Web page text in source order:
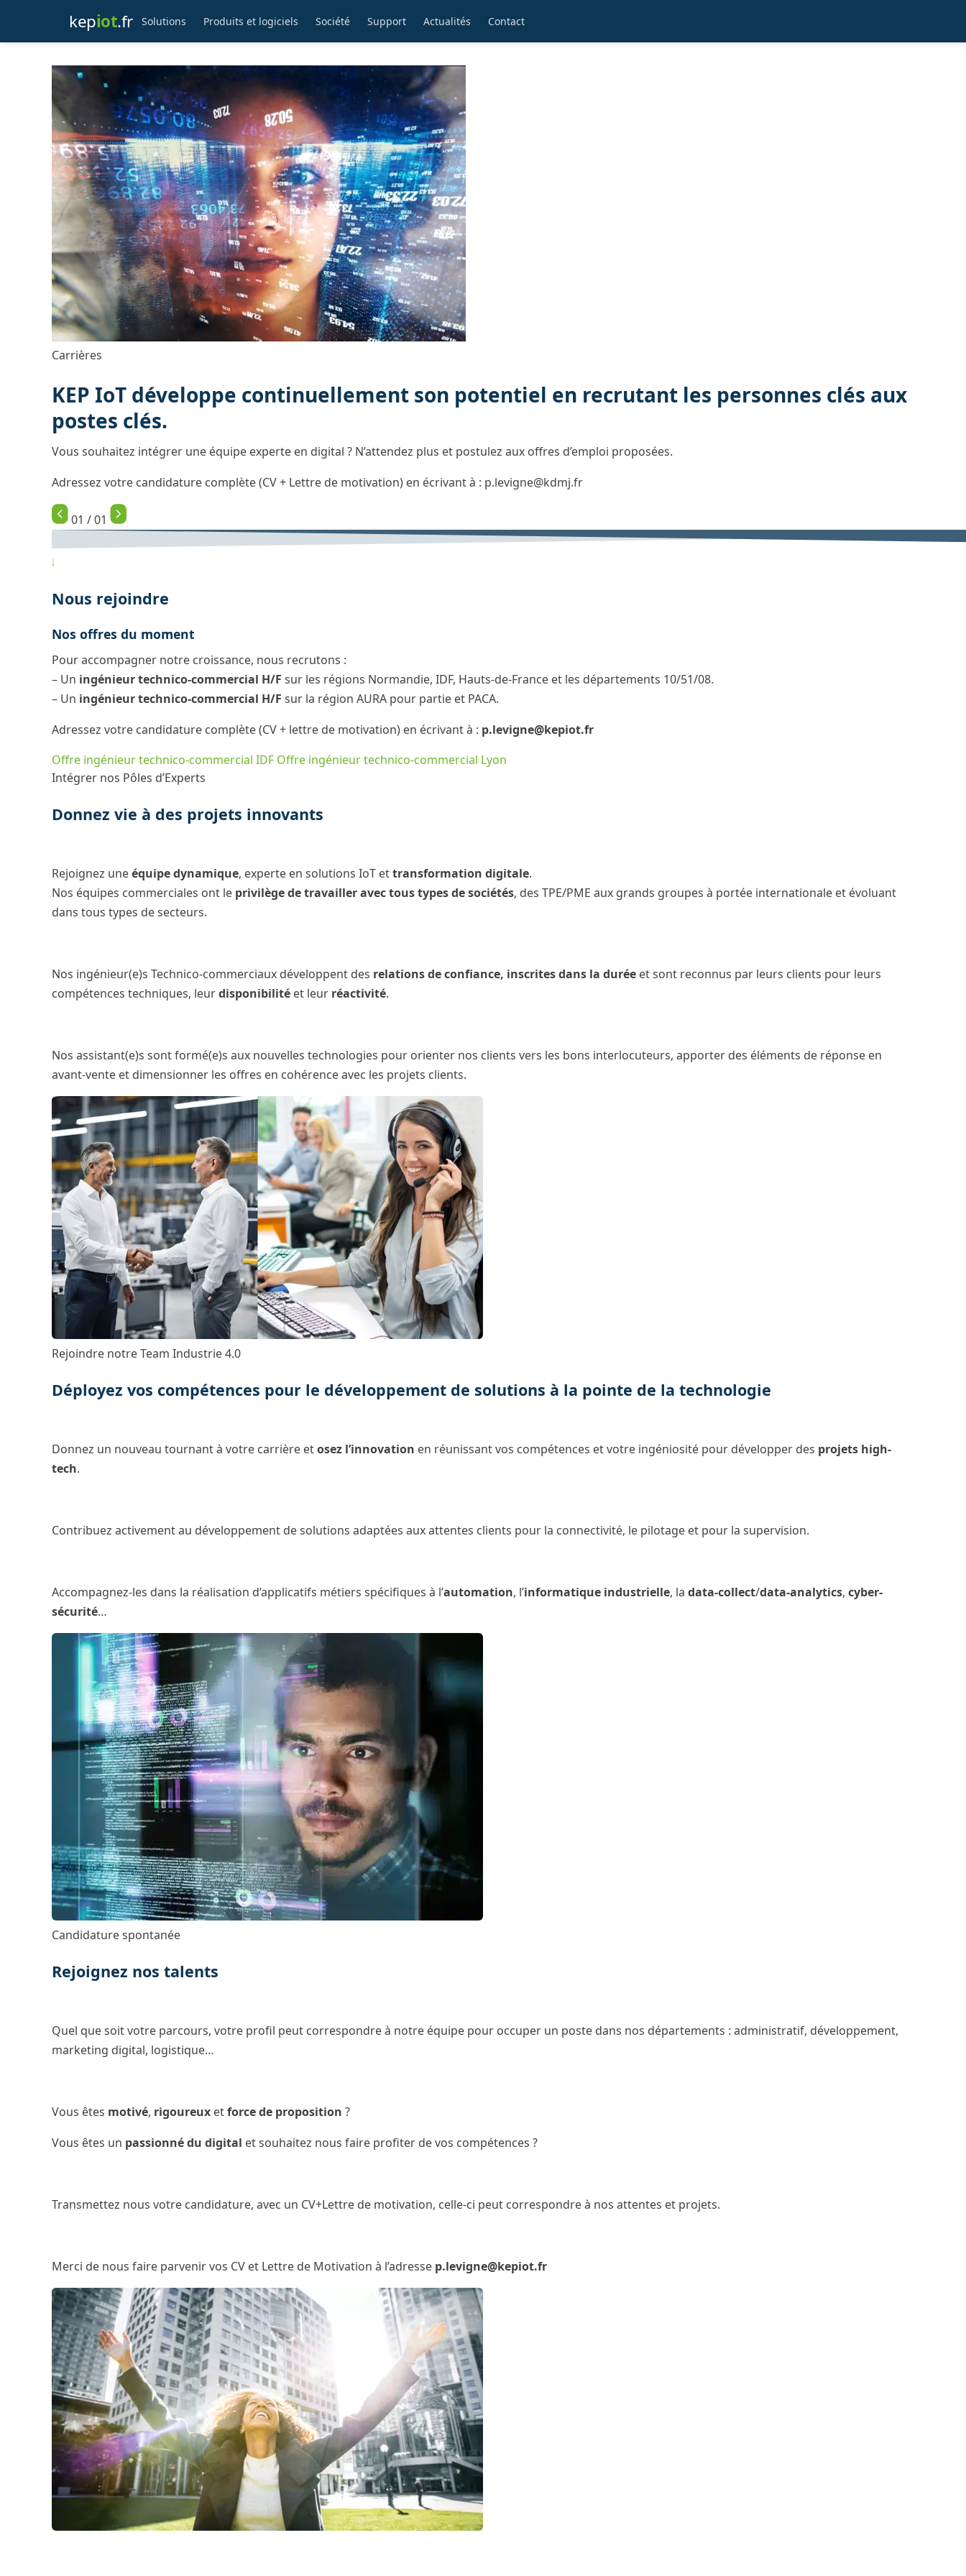
kepiot.fr Solutions Produits et logiciels Société Support Actualités Contact
Carrières
KEP IoT développe continuellement son potentiel en recrutant les personnes clés aux
postes clés.
Vous souhaitez intégrer une équipe experte en digital ? N’attendez plus et postulez aux offres d’emploi proposées.
Adressez votre candidature complète (CV + Lettre de motivation) en écrivant à : p.levigne@kdmj.fr
01 / 01
Nous rejoindre
Nos offres du moment
Pour accompagner notre croissance, nous recrutons :
– Un ingénieur technico-commercial H/F sur les régions Normandie, IDF, Hauts-de-France et les départements 10/51/08.
– Un ingénieur technico-commercial H/F sur la région AURA pour partie et PACA.
Adressez votre candidature complète (CV + lettre de motivation) en écrivant à : p.levigne@kepiot.fr
Offre ingénieur technico-commercial IDF Offre ingénieur technico-commercial Lyon
Intégrer nos Pôles d’Experts
Donnez vie à des projets innovants
Rejoignez uneéquipe dynamique, experte en solutions IoT ettransformation digitale.
Nos équipes commerciales ont le privilège detravailler avec tous types de sociétés, des TPE/PME aux grands groupes à portée internationale et évoluant
dans tous types de secteurs.
Nos ingénieur(e)s Technico-commerciaux développent des relations de confiance, inscrites dans la durée et sont reconnus par leurs clients pour leurs
compétences techniques, leurdisponibilité et leur réactivité.
Nos assistant(e)s sont formé(e)s aux nouvelles technologies pour orienter nos clients vers les bons interlocuteurs, apporter des éléments de réponse en
avant-vente et dimensionner les offres en cohérence avec les projets clients.
Rejoindre notre Team Industrie 4.0
Déployez vos compétences pour le développement de solutions à la pointe de la technologie
Donnez un nouveau tournant à votre carrière etosez l’innovation en réunissant vos compétences et votre ingéniosité pour développer des projets high-
tech.
Contribuez activement au développement de solutions adaptées aux attentes clients pour la connectivité, le pilotage et pour la supervision.
Accompagnez-les dans la réalisation d’applicatifs métiers spécifiques à l’automation, l’informatique industrielle, la data-collect/data-analytics, cyber-
sécurité…
Candidature spontanée
Rejoignez nos talents
Quel que soit votre parcours, votre profil peut correspondre à notre équipe pour occuper un poste dans nos départements : administratif, développement,
marketing digital, logistique…
Vous êtes motivé, rigoureux etforce de proposition ?
Vous êtes un passionné du digital et souhaitez nous faire profiter de vos compétences ?
Transmettez nous votre candidature, avec un CV+Lettre de motivation, celle-ci peut correspondre à nos attentes et projets.
Merci de nous faire parvenir vos CV et Lettre de Motivation à l’adresse p.levigne@kepiot.fr